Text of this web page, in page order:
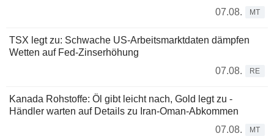
07.08.
MT
TSX legt zu: Schwache US-Arbeitsmarktdaten dämpfen
Wetten auf Fed-Zinserhöhung
07.08.
RE
Kanada Rohstoffe: Öl gibt leicht nach, Gold legt zu -
Händler warten auf Details zu Iran-Oman-Abkommen
07.08.
MT